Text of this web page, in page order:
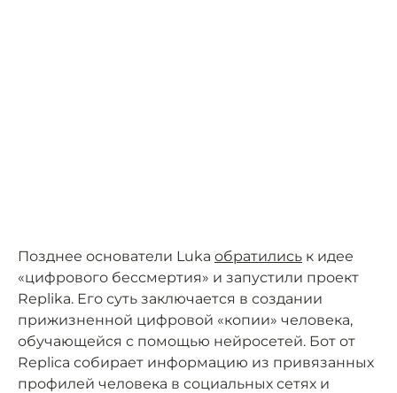
Позднее основатели Luka обратились к идее
«цифрового бессмертия» и запустили проект
Replika. Его суть заключается в создании
прижизненной цифровой «копии» человека,
обучающейся с помощью нейросетей. Бот от
Replica собирает информацию из привязанных
профилей человека в социальных сетях и